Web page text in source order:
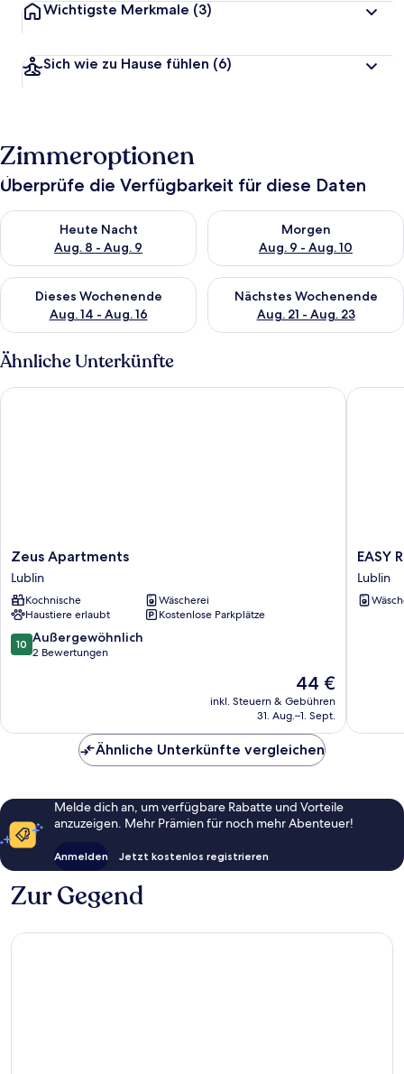
Wichtigste Merkmale (3)
Sich wie zu Hause fühlen (6)
Zimmeroptionen
Überprüfe die Verfügbarkeit für diese Daten
Heute Nacht
Aug. 8 - Aug. 9
Überprüfe die Verfügbarkeit für heute Nacht, Aug. 8 - Aug. 9.
Morgen
Aug. 9 - Aug. 10
Überprüfe die Verfügbarkeit
Dieses Wochenende
Aug. 14 - Aug. 16
Überprüfe die Verfügbarkeit für dieses Wochenende, Aug. 14
Nächstes Wochenende
Aug. 21 - Aug. 23
Überprüfe die Verfügbarkeit
Ähnliche Unterkünfte
Zeus
Apartments
Lublin
Zeus Apartments
Lublin
Kochnische
Wäscherei
Haustiere erlaubt
Kostenlose Parkplätze
10.0
von
10 Außergewöhnlich
2 Bewertungen
Der
Preis
beträgt
44 €
inkl. Steuern & Gebühren
31. Aug.–1. Sept.
Zeus Apartments
EASY
RENT
-
EASY
Lublin
EASY
Ähnliche Unterkünfte vergleichen
Melde dich an, um verfügbare Rabatte und Vorteile
anzuzeigen. Mehr Prämien für noch mehr Abenteuer!
Anmelden Jetzt kostenlos registrieren
Zur Gegend